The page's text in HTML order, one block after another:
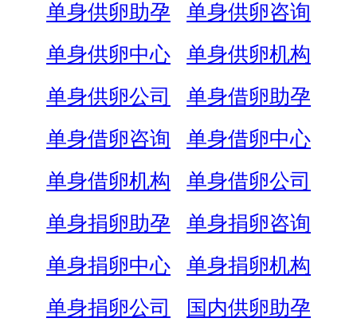
单身供卵助孕
单身供卵咨询
单身供卵中心
单身供卵机构
单身供卵公司
单身借卵助孕
单身借卵咨询
单身借卵中心
单身借卵机构
单身借卵公司
单身捐卵助孕
单身捐卵咨询
单身捐卵中心
单身捐卵机构
单身捐卵公司
国内供卵助孕